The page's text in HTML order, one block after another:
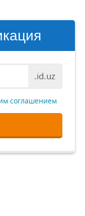
.id.uz
соглашением